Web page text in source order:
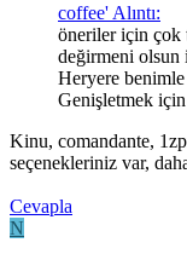
coffee' Alıntı:
öneriler için çok
değirmeni olsun
Heryere
Genişletmek için
Kinu, comandante,
seçenekleriniz var,
Cevapla
N